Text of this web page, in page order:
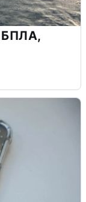
БПЛА,